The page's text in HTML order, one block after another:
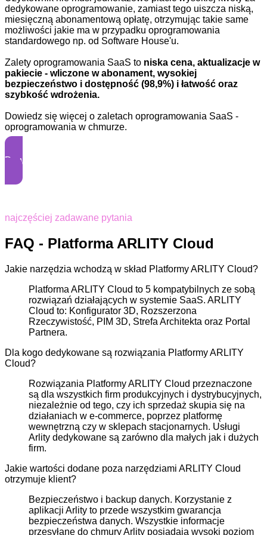
dedykowane oprogramowanie, zamiast tego uiszcza niską,
miesięczną abonamentową opłatę, otrzymując takie same
możliwości jakie ma w przypadku oprogramowania
standardowego np. od Software House'u.
Zalety oprogramowania SaaS to niska cena, aktualizacje w
pakiecie - wliczone w abonament, wysokiej
bezpieczeństwo i dostępność (98,9%) i łatwość oraz
szybkość wdrożenia.
Dowiedz się więcej o zaletach oprogramowania SaaS -
oprogramowania w chmurze.
Dowiedz się więcej
najczęściej zadawane pytania
FAQ - Platforma ARLITY Cloud
Jakie narzędzia wchodzą w skład Platformy ARLITY Cloud?
Platforma ARLITY Cloud to 5 kompatybilnych ze sobą
rozwiązań działających w systemie SaaS. ARLITY
Cloud to: Konfigurator 3D, Rozszerzona
Rzeczywistość, PIM 3D, Strefa Architekta oraz Portal
Partnera.
Dla kogo dedykowane są rozwiązania Platformy ARLITY
Cloud?
Rozwiązania Platformy ARLITY Cloud przeznaczone
są dla wszystkich firm produkcyjnych i dystrybucyjnych,
niezależnie od tego, czy ich sprzedaż skupia się na
działaniach w e-commerce, poprzez platformę
wewnętrzną czy w sklepach stacjonarnych. Usługi
Arlity dedykowane są zarówno dla małych jak i dużych
firm.
Jakie wartości dodane poza narzędziami ARLITY Cloud
otrzymuje klient?
Bezpieczeństwo i backup danych. Korzystanie z
aplikacji Arlity to przede wszystkim gwarancja
bezpieczeństwa danych. Wszystkie informacje
przesyłane do chmury Arlity posiadają wysoki poziom